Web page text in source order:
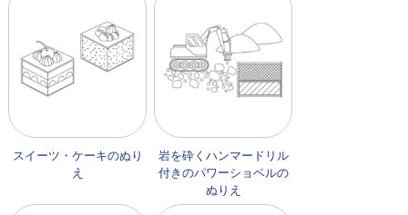
スイーツ・ケーキのぬり
え
岩を砕くハンマードリル
付きのパワーショベルの
ぬりえ